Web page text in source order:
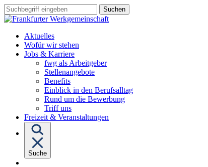
Sprungziel:
Zum
Sprungziel:
Zur
Sprungziel:
Zum
Suchbegriff
eingeben
Aktuelles
Wofür wir stehen
Jobs & KarriereUntermenü
von
"Jobs
&
fwg als Arbeitgeber
Stellenangebote
Benefits
Einblick in den Berufsalltag
Rund um die Bewerbung
Triff uns
Freizeit & Veranstaltungen
Suche